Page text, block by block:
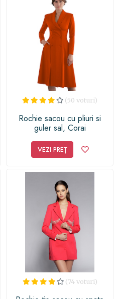
(50 voturi)
Rochie sacou cu pliuri si
guler sal, Corai
VEZI PREȚ
(74 voturi)